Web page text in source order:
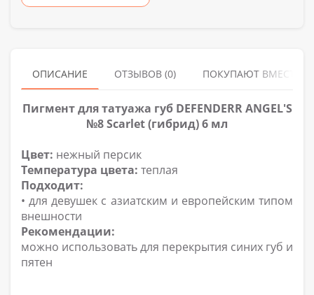
ОПИСАНИЕ ОТЗЫВОВ (0) ПОКУПАЮТ ВМЕСТЕ
Пигмент для татуажа губ DEFENDERR ANGEL'S
№8 Scarlet (гибрид) 6 мл
Цвет: нежный персик
Температура цвета: теплая
Подходит:
• для девушек с азиатским и европейским типом
внешности
Рекомендации:
можно использовать для перекрытия синих губ и
пятен